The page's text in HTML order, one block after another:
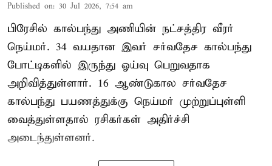
Published on: 30 Jul 2026, 7:54 am
பிரேசில் கால்பந்து அணியின் நட்சத்திர வீரர்
நெய்மர். 34 வயதான இவர் சர்வதேச கால்பந்து
போட்டிகளில் இருந்து ஓய்வு பெறுவதாக
அறிவித்துள்ளார். 16 ஆண்டுகால சர்வதேச
கால்பந்து பயணத்துக்கு நெய்மர் முற்றுப்புள்ளி
வைத்துள்ளதால் ரசிகர்கள் அதிர்ச்சி
அடைந்துள்ளனர்.